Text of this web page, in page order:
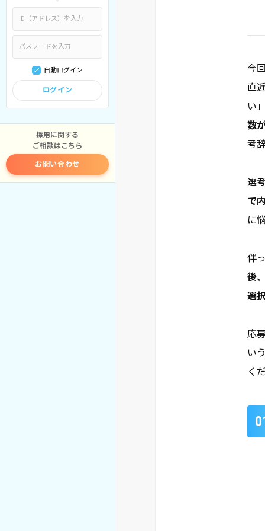
自動ログイン
ログイン
採用に関する
ご相談はこちら
お問い合わせ
今
直
い
数
考
選
で
に
伴
後
選
応
い
く